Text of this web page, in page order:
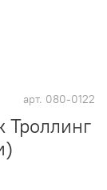
арт. 080-0122